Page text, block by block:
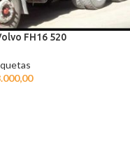
FH16 520